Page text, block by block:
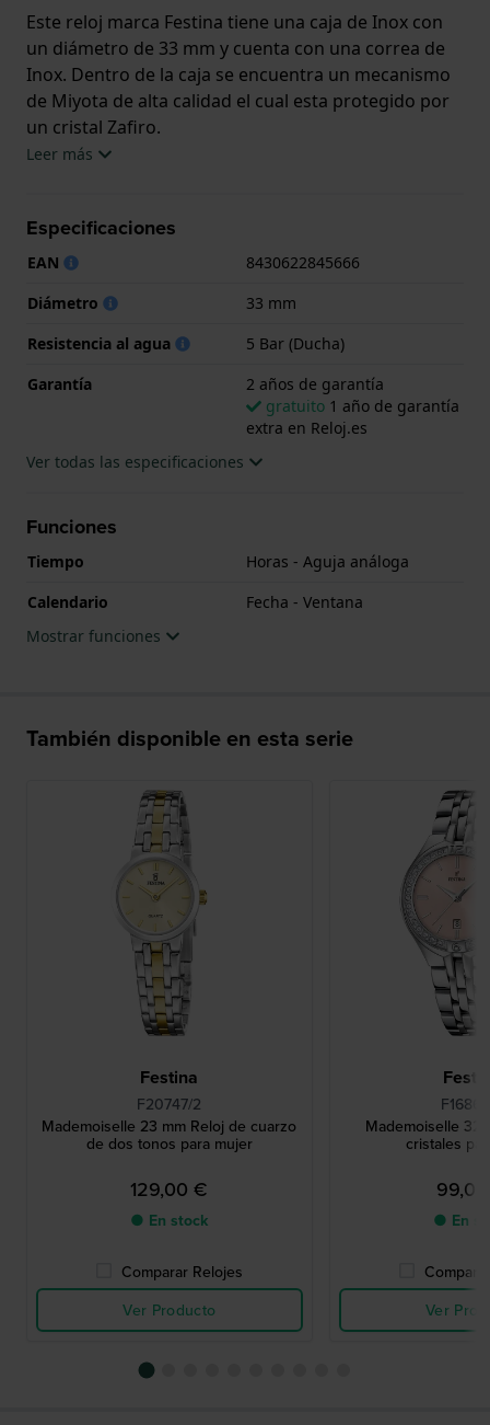
Este reloj marca Festina tiene una caja de Inox con
un diámetro de 33 mm y cuenta con una correa de
Inox. Dentro de la caja se encuentra un mecanismo
de Miyota de alta calidad el cual esta protegido por
un cristal Zafiro.
reloj viene con 2 años de garantía.
Leer más
Especificaciones
EAN
8430622845666
Diámetro
33 mm
Resistencia al agua
5 Bar (Ducha)
Garantía
2 años de garantía
gratuito 1 año de garantía
extra en Reloj.es
Ver todas las especificaciones
Funciones
Tiempo
Horas - Aguja análoga
Calendario
Fecha - Ventana
Mostrar funciones
También disponible en esta serie
Festina
F20747/2
Mademoiselle 23 mm Reloj de cuarzo
de dos tonos para mujer
129,00 €
● En stock
Comparar Relojes
Ver Producto
Mademoiselle 32
cristales
● En
Ver